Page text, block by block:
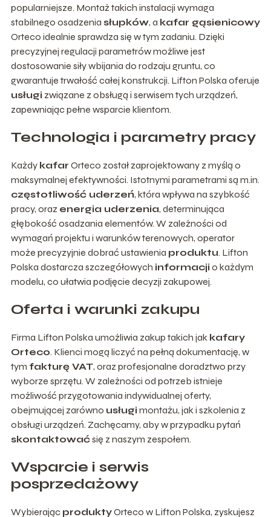
popularniejsze. Montaż takich instalacji wymaga
stabilnego osadzenia słupków, a kafar gąsienicowy
Orteco idealnie sprawdza się w tym zadaniu. Dzięki
precyzyjnej regulacji parametrów możliwe jest
dostosowanie siły wbijania do rodzaju gruntu, co
gwarantuje trwałość całej konstrukcji. Lifton Polska oferuje
usługi związane z obsługą i serwisem tych urządzeń,
zapewniając pełne wsparcie klientom.
Technologia i parametry pracy
Każdy kafar Orteco został zaprojektowany z myślą o
maksymalnej efektywności. Istotnymi parametrami są m.in.
częstotliwość uderzeń, która wpływa na szybkość
pracy, oraz energia uderzenia, determinująca
głębokość osadzania elementów. W zależności od
wymagań projektu i warunków terenowych, operator
może precyzyjnie dobrać ustawienia produktu. Lifton
Polska dostarcza szczegółowych informacji o każdym
modelu, co ułatwia podjęcie decyzji zakupowej.
Oferta i warunki zakupu
Firma Lifton Polska umożliwia zakup takich jak kafary
Orteco. Klienci mogą liczyć na pełną dokumentację, w
tym fakturę VAT, oraz profesjonalne doradztwo przy
wyborze sprzętu. W zależności od potrzeb istnieje
możliwość przygotowania indywidualnej oferty,
obejmującej zarówno usługi montażu, jak i szkolenia z
obsługi urządzeń. Zachęcamy, aby w przypadku pytań
skontaktowaćsię z naszym zespołem.
Wsparcie i serwis
posprzedażowy
Wybierając produktyOrteco w Lifton Polska, zyskujesz